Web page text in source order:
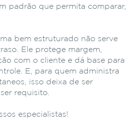
padrão que permita comparar,
bem estruturado não serve
Ele protege margem,
com o cliente e dá base para
E, para quem administra
isso deixa de ser
requisito.
especialistas!